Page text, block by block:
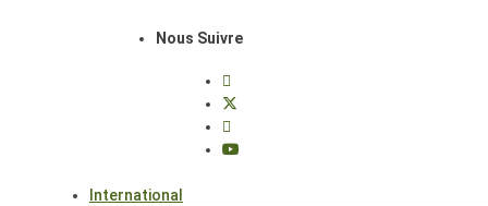
Nous Suivre
International